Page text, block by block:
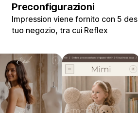
Preconfigurazioni
Impression viene fornito con 5
tuo negozio, tra cui Reflex